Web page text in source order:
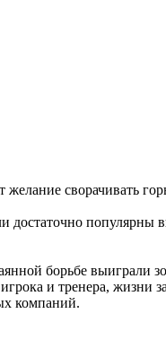
сворачивать
популярны
борьбе выиграли
и тренера, жизни
компаний.